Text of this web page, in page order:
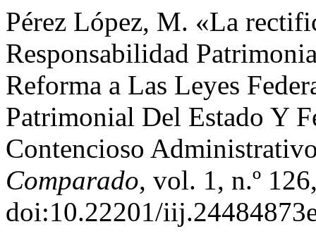
Pérez López, M. «La
Responsabilidad
Reforma a Las Leyes
Patrimonial Del Estado Y
Contencioso
Comparado, vol. 1, n.º
doi:10.22201/